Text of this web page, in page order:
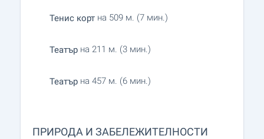
Тенис корт на 509 м. (7 мин.)
Театър на 211 м. (3 мин.)
Театър на 457 м. (6 мин.)
ПРИРОДА И ЗАБЕЛЕЖИТЕЛНОСТИ